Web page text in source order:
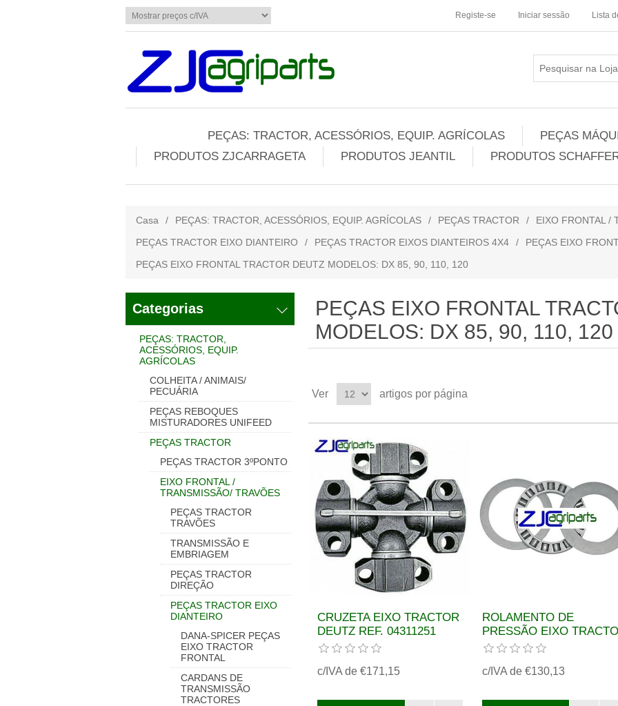
Registe-se Iniciar sessão Lista
PEÇAS: TRACTOR, ACESSÓRIOS, EQUIP. AGRÍCOLAS
PEÇAS
PRODUTOS ZJCARRAGETA
PRODUTOS JEANTIL PRODUTOS
Casa / PEÇAS: TRACTOR, ACESSÓRIOS, EQUIP. AGRÍCOLAS / PEÇAS TRACTOR /
EIXO FRONTAL /
PEÇAS TRACTOR EIXO DIANTEIRO
/ PEÇAS TRACTOR EIXOS DIANTEIROS 4X4 /
PEÇAS EIXO
PEÇAS EIXO FRONTAL TRACTOR DEUTZ MODELOS: DX 85, 90, 110, 120
Categorias
PEÇAS: TRACTOR,
ACESSÓRIOS, EQUIP.
AGRÍCOLAS
COLHEITA / ANIMAIS/
PECUÁRIA
PEÇAS REBOQUES
MISTURADORES UNIFEED
PEÇAS TRACTOR
PEÇAS TRACTOR 3ºPONTO
EIXO FRONTAL /
TRANSMISSÃO/ TRAVÕES
PEÇAS TRACTOR
TRAVÕES
TRANSMISSÃO E
EMBRIAGEM
PEÇAS TRACTOR
DIREÇÃO
PEÇAS TRACTOR EIXO
DIANTEIRO
DANA-SPICER PEÇAS
EIXO TRACTOR
FRONTAL
CARDANS DE
TRANSMISSÃO
TRACTORES
PEÇAS EIXO FRONTAL
MODELOS: DX 85, 90, 110, 120
Ver artigos por página
CRUZETA EIXO TRACTOR
DEUTZ REF. 04311251
c/IVA de €171,15
ROLAMENTO DE
PRESSÃO EIXO
DEUTZ REF. 04301227
c/IVA de €130,13